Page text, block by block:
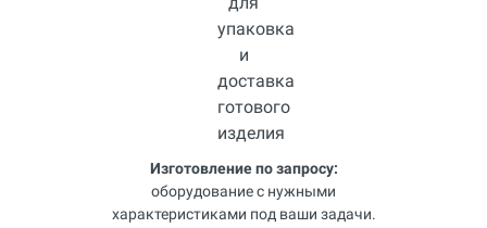
Изготовление по запросу:
оборудование с нужными
характеристиками под ваши задачи.